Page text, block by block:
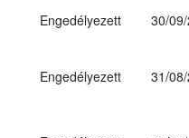
Engedélyezett
30/
Engedélyezett 31/